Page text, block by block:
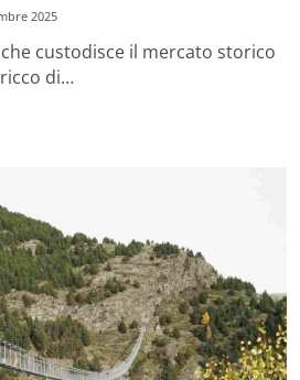
2025
custodisce il mercato storico
di…